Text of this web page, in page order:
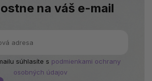
na váš e-mail
súhlasíte s podmienkami ochrany
osobných údajov